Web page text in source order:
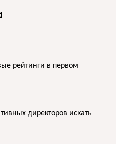
рейтинги в первом
директоров искать